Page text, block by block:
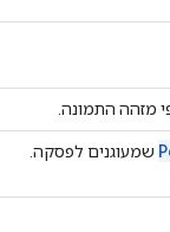
מזהה התמונה.
שמעוגנים לפסקה.